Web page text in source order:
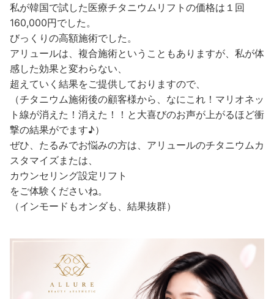
私が韓国で試した医療チタニウムリフトの価格は１回
160,000円でした。
びっくりの高額施術でした。
アリュールは、複合施術ということもありますが、私が体
感した効果と変わらない、
超えていく結果をご提供しておりますので、
（チタニウム施術後の顧客様から、なにこれ！マリオネッ
ト線が消えた！消えた！！と大喜びのお声が上がるほど衝
撃の結果がでます♪）
ぜひ、たるみでお悩みの方は、アリュールのチタニウムカ
スタマイズまたは、
カウンセリング設定リフト
をご体験くださいね。
（インモードもオンダも、結果抜群）